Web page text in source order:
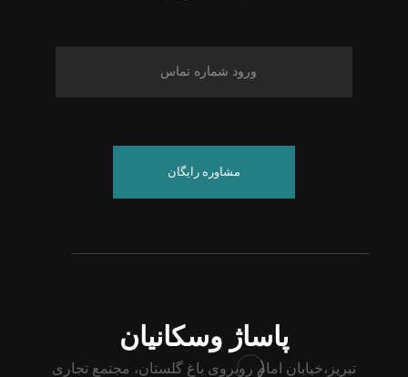
مشاوره رایگان
پاساژ وسکانیان
تبریز،خیابان امام روبروی باغ گلستان، مجتمع تجاری